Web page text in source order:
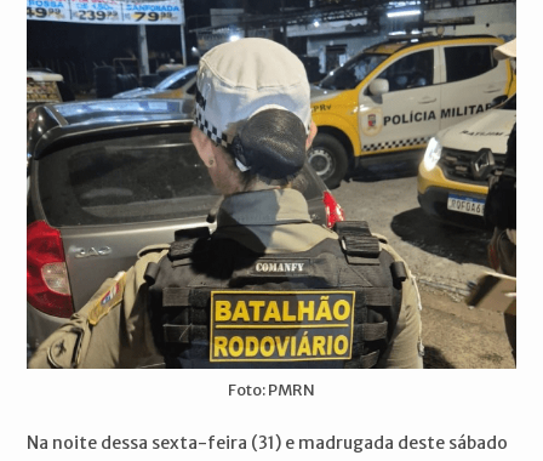
Foto: PMRN
Na noite dessa sexta-feira (31) e madrugada deste sábado